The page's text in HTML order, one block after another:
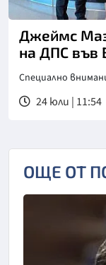
Джеймс
на ДПС във
Специално
24 юли | 11:54
ОЩЕ ОТ